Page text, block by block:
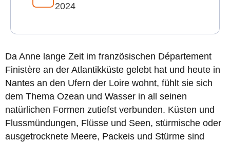
2024
Da Anne lange Zeit im französischen Département
Finistère an der Atlantikküste gelebt hat und heute in
Nantes an den Ufern der Loire wohnt, fühlt sie sich
dem Thema Ozean und Wasser in all seinen
natürlichen Formen zutiefst verbunden. Küsten und
Flussmündungen, Flüsse und Seen, stürmische oder
ausgetrocknete Meere, Packeis und Stürme sind